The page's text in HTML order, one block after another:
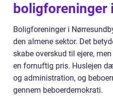
boligforeninger
Boligforeninger i
den almene sektor. Det
skabe overskud til ejere,
en fornuftig pris. Huslejen
og administration, og
gennem beboerdemokrati.